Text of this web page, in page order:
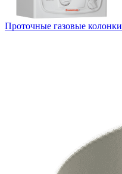
Проточные газовые колонки